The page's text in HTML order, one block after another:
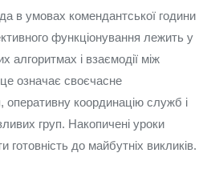
в умовах комендантської години
функціонування лежить у
алгоритмах і взаємодії між
означає своєчасне
оперативну координацію служб і
груп. Накопичені уроки
до майбутніх викликів.